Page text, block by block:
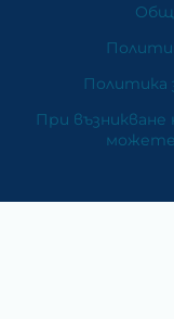
Политика
При възникване
можете